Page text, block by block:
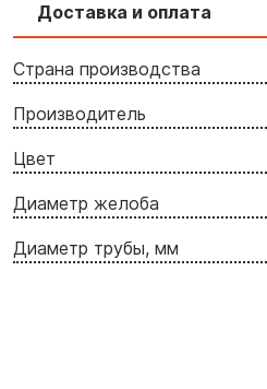
Доставка и оплата
Страна производства
Производитель
Цвет
Диаметр желоба
Диаметр трубы, мм